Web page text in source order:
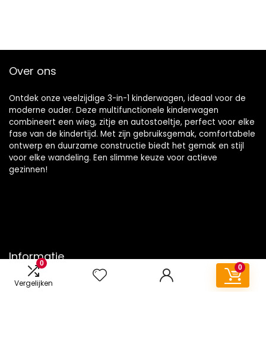
0
Vergelijken
0
Over ons
Ontdek onze veelzijdige 3-in-1 kinderwagen, ideaal voor de
moderne ouder. Deze multifunctionele kinderwagen
combineert een wieg, zitje en autostoeltje, perfect voor elke
fase van de kindertijd. Met zijn gebruiksgemak, comfortabele
ontwerp en duurzame constructie biedt het gemak en stijl
voor elke wandeling. Een slimme keuze voor actieve
gezinnen!
Informatie
Contact